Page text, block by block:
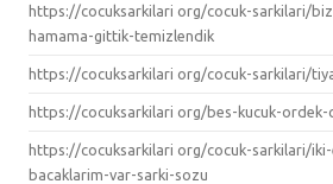
https://cocuksarkilari org/cocuk-sarkilari/
hamama-gittik-temizlendik
https://cocuksarkilari org/cocuk-sarkilari/
https://cocuksarkilari org/bes-kucuk-ordek-
https://cocuksarkilari org/cocuk-sarkilari/
bacaklarim-var-sarki-sozu